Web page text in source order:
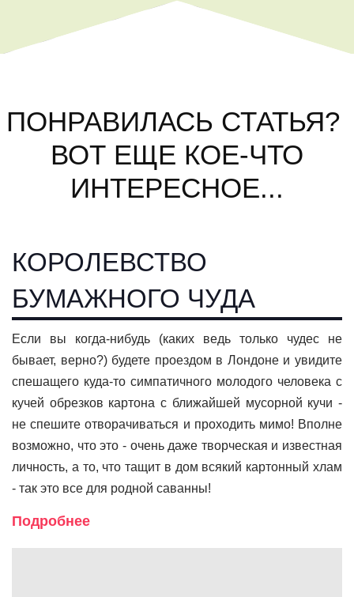
ПОНРАВИЛАСЬ СТАТЬЯ?
ВОТ ЕЩЕ КОЕ-ЧТО
ИНТЕРЕСНОЕ...
КОРОЛЕВСТВО
БУМАЖНОГО ЧУДА
Если вы когда-нибудь (каких ведь только чудес не
бывает, верно?) будете проездом в Лондоне и увидите
спешащего куда-то симпатичного молодого человека с
кучей обрезков картона с ближайшей мусорной кучи -
не спешите отворачиваться и проходить мимо! Вполне
возможно, что это - очень даже творческая и известная
личность, а то, что тащит в дом всякий картонный хлам
- так это все для родной саванны!
Подробнее